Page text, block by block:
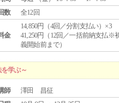
数
全12回
金
14,850円（4回／分割支払い）×3
41,250円（12回／一括前納支払※
義開始前まで）
学ぶ～
師
澤田 昌征